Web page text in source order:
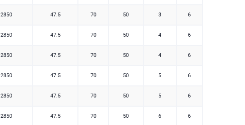
2850 47.5 70 50 3 6
2850 47.5 70 50 4 6
2850 47.5 70 50 4 6
2850 47.5 70 50 5 6
2850 47.5 70 50 5 6
2850 47.5 70 50 6 6